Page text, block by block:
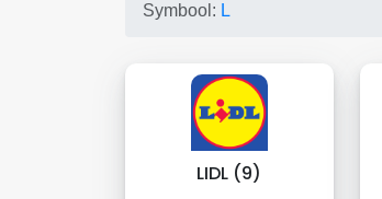
Symbool: L
LIDL (9)